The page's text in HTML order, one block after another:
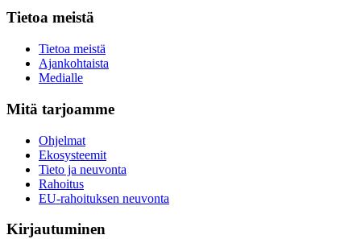
Tietoa meistä
Tietoa meistä
Ajankohtaista
Medialle
Mitä tarjoamme
Ohjelmat
Ekosysteemit
Tieto ja neuvonta
Rahoitus
EU-rahoituksen neuvonta
Kirjautuminen